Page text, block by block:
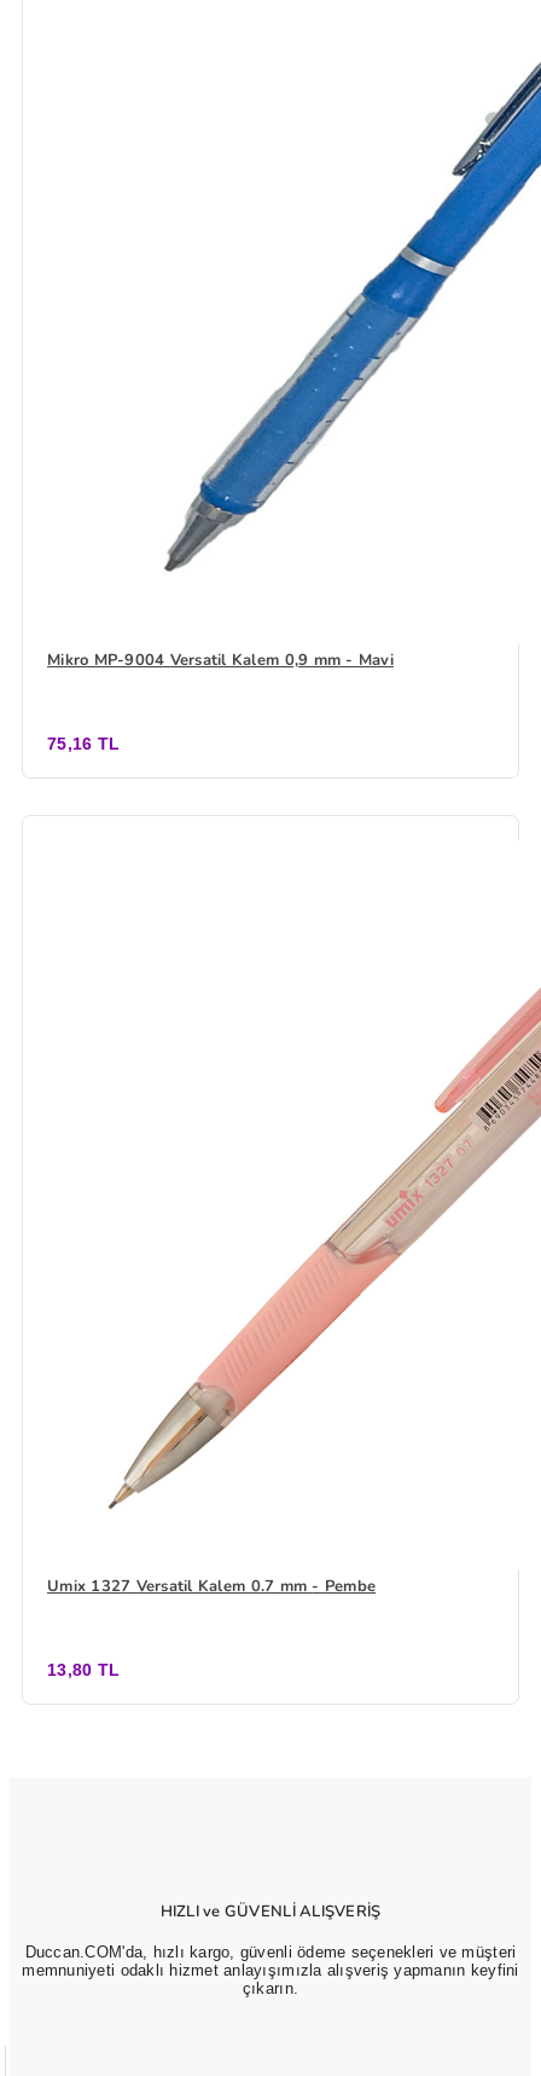
Mikro MP-9004 Versatil Kalem 0,9 mm - Mavi
75,16 TL
Umix 1327 Versatil Kalem 0.7 mm - Pembe
13,80 TL
HIZLI ve GÜVENLİ ALIŞVERİŞ
Duccan.COM'da, hızlı kargo, güvenli ödeme seçenekleri ve müşteri
memnuniyeti odaklı hizmet anlayışımızla alışveriş yapmanın keyfini
çıkarın.